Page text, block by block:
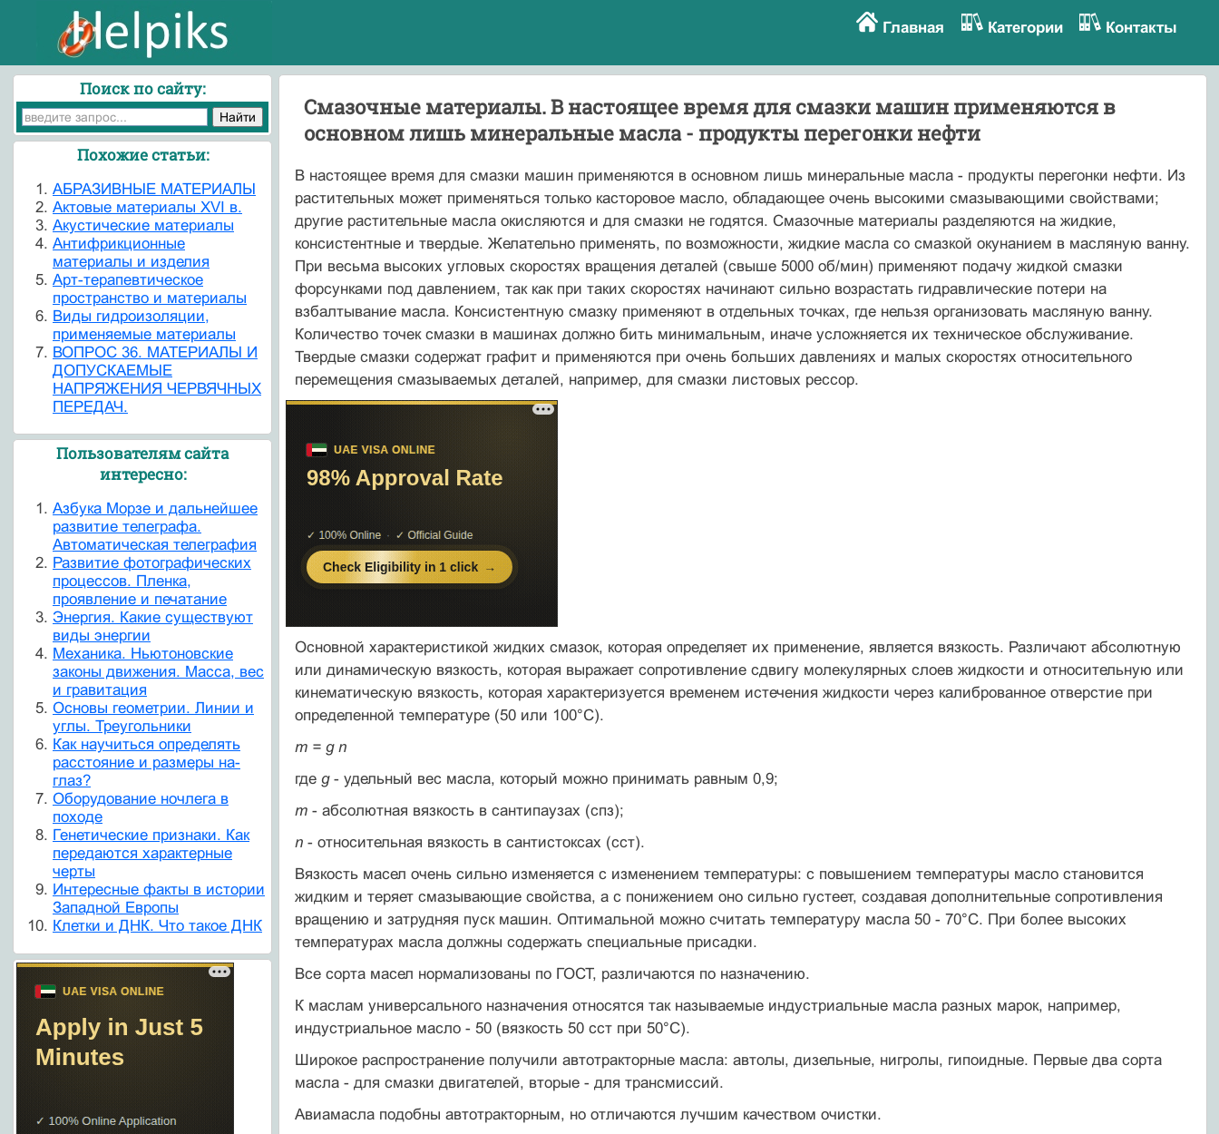
Главная Категории Контакты
Смазочные материалы. В настоящее время для смазки машин применяются в
основном лишь минеральные масла - продукты перегонки нефти
В настоящее время для смазки машин применяются в основном лишь минеральные масла - продукты перегонки нефти. Из
растительных может применяться только касторовое масло, обладающее очень высокими смазывающими свойствами;
другие растительные масла окисляются и для смазки не годятся. Смазочные материалы разделяются на жидкие,
консистентные и твердые. Желательно применять, по возможности, жидкие масла со смазкой окунанием в масляную ванну.
При весьма высоких угловых скоростях вращения деталей (свыше 5000 об/мин) применяют подачу жидкой смазки
форсунками под давлением, так как при таких скоростях начинают сильно возрастать гидравлические потери на
взбалтывание масла. Консистентную смазку применяют в отдельных точках, где нельзя организовать масляную ванну.
Количество точек смазки в машинах должно бить минимальным, иначе усложняется их техническое обслуживание.
Твердые смазки содержат графит и применяются при очень больших давлениях и малых скоростях относительного
перемещения смазываемых деталей, например, для смазки листовых рессор.
Основной характеристикой жидких смазок, которая определяет их применение, является вязкость. Различают абсолютную
или динамическую вязкость, которая выражает сопротивление сдвигу молекулярных слоев жидкости и относительную или
кинематическую вязкость, которая характеризуется временем истечения жидкости через калиброванное отверстие при
определенной температуре (50 или 100°С).
m = g n
где g- удельный вес масла, который можно принимать равным 0,9;
m- абсолютная вязкость в сантипаузах (спз);
n- относительная вязкость в сантистоксах (сст).
Вязкость масел очень сильно изменяется с изменением температуры: с повышением температуры масло становится
жидким и теряет смазывающие свойства, а с понижением оно сильно густеет, создавая дополнительные сопротивления
вращению и затрудняя пуск машин. Оптимальной можно считать температуру масла 50 - 70°С. При более высоких
температурах масла должны содержать специальные присадки.
Все сорта масел нормализованы по ГОСТ, различаются по назначению.
К маслам универсального назначения относятся так называемые индустриальные масла разных марок, например,
индустриальное масло - 50 (вязкость 50 сст при 50°С).
Широкое распространение получили автотракторные масла: автолы, дизельные, нигролы, гипоидные. Первые два сорта
масла - для смазки двигателей, вторые - для трансмиссий.
Авиамасла подобны автотракторным, но отличаются лучшим качеством очистки.
Поиск по сайту:
Похожие статьи:
АБРАЗИВНЫЕ МАТЕРИАЛЫ
Актовые материалы XVI в.
Акустические материалы
Антифрикционные
материалы и изделия
Арт-терапевтическое
пространство и материалы
Виды гидроизоляции,
применяемые материалы
ВОПРОС 36. МАТЕРИАЛЫ И
ДОПУСКАЕМЫЕ
НАПРЯЖЕНИЯ ЧЕРВЯЧНЫХ
ПЕРЕДАЧ.
Пользователям сайта
интересно:
Азбука Морзе и дальнейшее
развитие телеграфа.
Автоматическая телеграфия
Развитие фотографических
процессов. Пленка,
проявление и печатание
Энергия. Какие существуют
виды энергии
Механика. Ньютоновские
законы движения. Масса, вес
и гравитация
Основы геометрии. Линии и
углы. Треугольники
Как научиться определять
расстояние и размеры на-
глаз?
Оборудование ночлега в
походе
Генетические признаки. Как
передаются характерные
черты
Интересные факты в истории
Западной Европы
Клетки и ДНК. Что такое ДНК